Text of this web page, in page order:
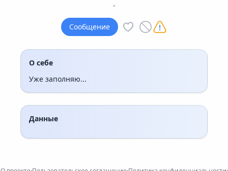
-
Сообщение
О себе
Уже заполняю...
Данные